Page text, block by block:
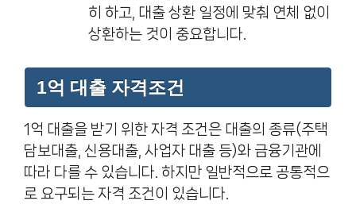
히 하고, 대출 상환 일정에 맞춰 연체 없이
상환하는 것이 중요합니다.
1억 대출 자격조건
1억 대출을 받기 위한 자격 조건은 대출의 종류(주택
담보대출, 신용대출, 사업자 대출 등)와 금융기관에
따라 다를 수 있습니다. 하지만 일반적으로 공통적으
로 요구되는 자격 조건이 있습니다.